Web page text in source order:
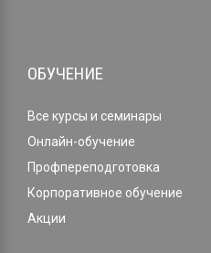
ОБУЧЕНИЕ
Все курсы и семинары
Онлайн-обучение
Профпереподготовка
Корпоративное обучение
Акции